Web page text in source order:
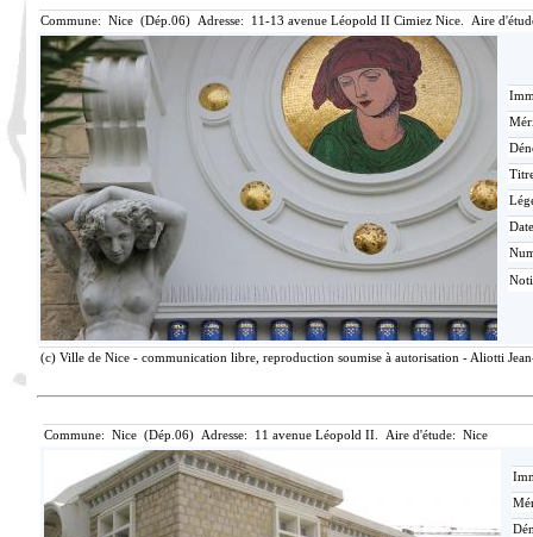
Commune: Nice (Dép.06) Adresse: 11-13 avenue Léopold II Cimiez Nice. Aire
(c) Ville de Nice - communication libre, reproduction soumise à autorisation - Aliotti
Commune: Nice (Dép.06) Adresse: 11 avenue Léopold II. Aire d'étude: Nice